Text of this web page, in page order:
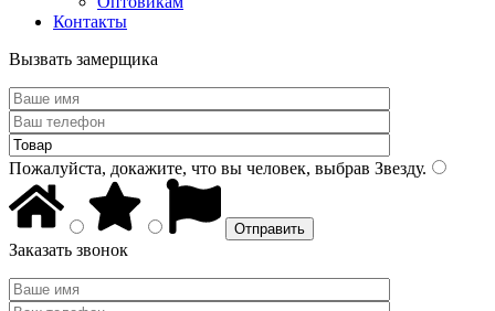
Контакты
Вызвать замерщика
Пожалуйста, докажите, что вы человек, выбрав Звезду.
Заказать звонок